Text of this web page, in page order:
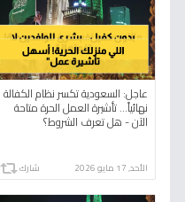
عاجل: السعودية تكسر نظام الكفالة
نهائياً... تأشيرة العمل الحرة متاحة
الآن - هل تعرف الشروط؟
الأحد, 17 مايو 2026 شارك